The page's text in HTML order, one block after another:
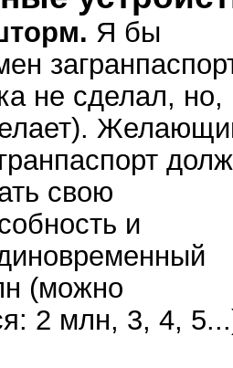
Я бы
не сделал, но,
свою
и
(можно
2 млн, 3, 4,